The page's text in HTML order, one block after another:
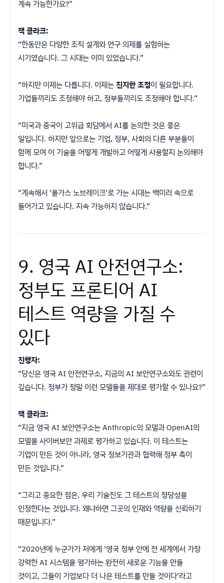
계속 가능한가요?”
잭 클라크:
“한동안은 다양한 조직 설계와 연구 의제를 실험하는
시기였습니다. 그 시대는 이미 있었습니다.”
“하지만 이제는 다릅니다. 이제는 진지한 조정이 필요합니다.
기업들끼리도 조정해야 하고, 정부들끼리도 조정해야 합니다.”
“미국과 중국이 고위급 회담에서 AI를 논의한 것은 좋은
일입니다. 하지만 앞으로는 기업, 정부, 사회의 다른 부분들이
함께 모여 이 기술을 어떻게 개발하고 어떻게 사용할지 논의해야
합니다.”
“계속해서 ‘올가스 노브레이크’로 가는 시대는 백미러 속으로
들어가고 있습니다. 지속 가능하지 않습니다.”
9. 영국 AI 안전연구소:
정부도 프론티어 AI
테스트 역량을 가질 수
있다
진행자:
“당신은 영국 AI 안전연구소, 지금의 AI 보안연구소와도 관련이
깊습니다. 정부가 정말 이런 모델들을 제대로 평가할 수 있나요?”
잭 클라크:
“지금 영국 AI 보안연구소는 Anthropic의 모델과 OpenAI의
모델을 사이버보안 과제로 평가하고 있습니다. 이 테스트는
기업이 만든 것이 아니라, 영국 정보기관과 협력해 정부 측이
만든 것입니다.”
“그리고 중요한 점은, 우리 기술진도 그 테스트의 정당성을
인정한다는 것입니다. 왜냐하면 그곳의 인재와 역량을 신뢰하기
때문입니다.”
“2020년에 누군가가 저에게 ‘영국 정부 안에 전 세계에서 가장
강력한 AI 시스템을 평가하는 완전히 새로운 기능을 만들
것이고, 그들이 기업보다 더 나은 테스트를 만들 것이다’라고